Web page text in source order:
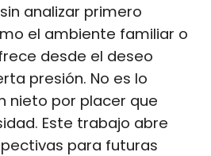
analizar primero
el ambiente familiar o
desde el deseo
presión. No es lo
nieto por placer que
Este trabajo abre
para futuras